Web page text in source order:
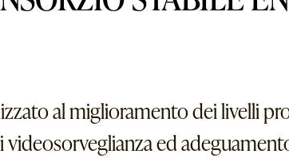
al miglioramento dei livelli
videosorveglianza ed